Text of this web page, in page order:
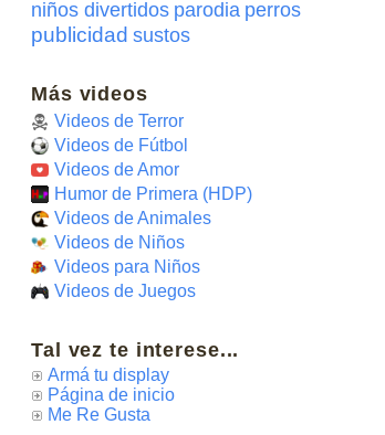
niños divertidos parodia perros
publicidad sustos
Más videos
Videos de Terror
Videos de Fútbol
Videos de Amor
Humor de Primera (HDP)
Videos de Animales
Videos de Niños
Videos para Niños
Videos de Juegos
Tal vez te interese...
Armá tu display
Página de inicio
Me Re Gusta